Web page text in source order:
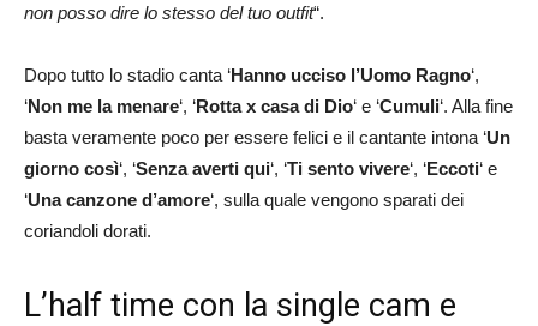
non posso dire lo stesso del tuo outfit“.
Dopo tutto lo stadio canta ‘Hanno ucciso l’Uomo Ragno‘,
‘Non me la menare‘, ‘Rotta x casa di Dio‘ e ‘Cumuli‘. Alla fine
basta veramente poco per essere felici e il cantante intona ‘Un
giorno così‘, ‘Senza averti qui‘, ‘Ti sento vivere‘, ‘Eccoti‘ e
‘Una canzone d’amore‘, sulla quale vengono sparati dei
coriandoli dorati.
L’half time con la single cam e